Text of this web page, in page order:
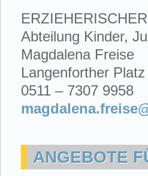
Abteilung Kinder,
Magdalena Freise
Langenforther
0511 – 7307 9958
ANGEBOTE